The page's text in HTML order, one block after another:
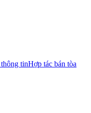
tinHợp tác bán tòa